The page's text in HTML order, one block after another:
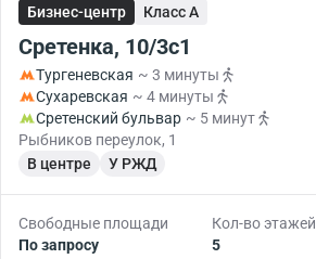
Бизнес-центр Класс A
Сретенка, 10/3с1
Тургеневская ~ 3 минуты
Сухаревская ~ 4 минуты
Сретенский бульвар ~ 5 минут
Рыбников переулок, 1
В центре
У РЖД
Свободные площади
По запросу
Кол-во этажей
5